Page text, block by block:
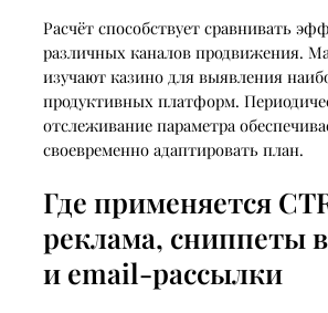
Расчёт способствует сравнивать
различных каналов продвижения.
изучают казино для выявления
продуктивных платформ.
отслеживание параметра
своевременно адаптировать план.
Где применяется
реклама, сниппеты
и email-рассылки